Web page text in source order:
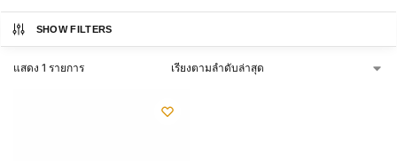
SHOW FILTERS
แสดง 1 รายการ